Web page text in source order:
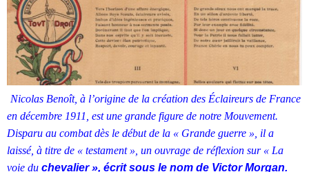
Nicolas Benoît, à l’origine de la création des Éclaireurs de France
en décembre 1911, est une grande figure de notre Mouvement.
Disparu au combat dès le début de la « Grande guerre », il a
laissé, à titre de « testament », un ouvrage de réflexion sur « La
voie du chevalier », écrit sous le nom de Victor Morgan.